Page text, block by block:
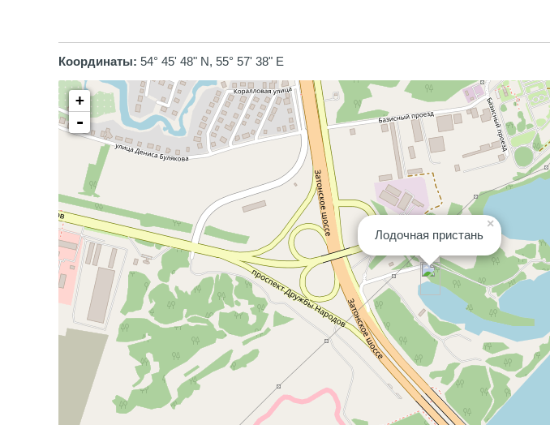
Координаты: 54° 45' 48" N, 55° 57' 38" E
×
Лодочная пристань
+
-